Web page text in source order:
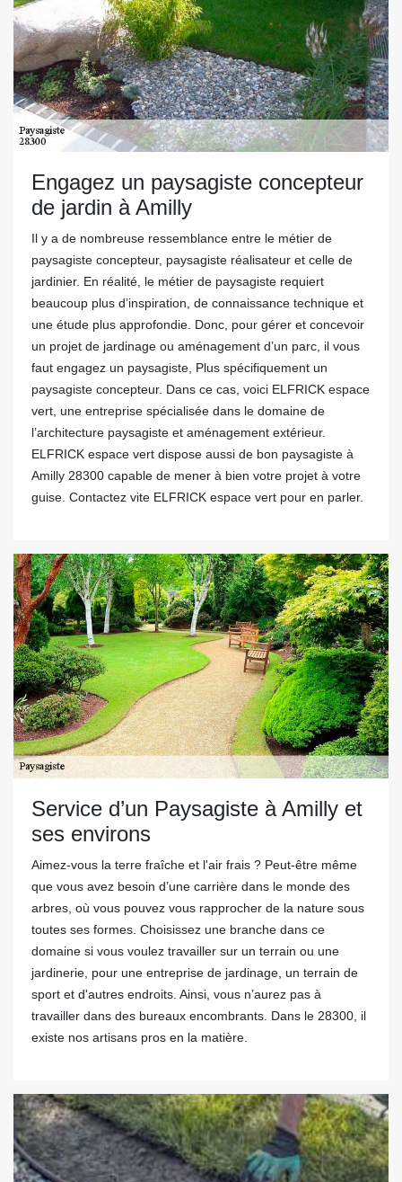
Engagez un paysagiste concepteur
de jardin à Amilly
Il y a de nombreuse ressemblance entre le métier de
paysagiste concepteur, paysagiste réalisateur et celle de
jardinier. En réalité, le métier de paysagiste requiert
beaucoup plus d’inspiration, de connaissance technique et
une étude plus approfondie. Donc, pour gérer et concevoir
un projet de jardinage ou aménagement d’un parc, il vous
faut engagez un paysagiste, Plus spécifiquement un
paysagiste concepteur. Dans ce cas, voici ELFRICK espace
vert, une entreprise spécialisée dans le domaine de
l’architecture paysagiste et aménagement extérieur.
ELFRICK espace vert dispose aussi de bon paysagiste à
Amilly 28300 capable de mener à bien votre projet à votre
guise. Contactez vite ELFRICK espace vert pour en parler.
Service d’un Paysagiste à Amilly et
ses environs
Aimez-vous la terre fraîche et l'air frais ? Peut-être même
que vous avez besoin d’une carrière dans le monde des
arbres, où vous pouvez vous rapprocher de la nature sous
toutes ses formes. Choisissez une branche dans ce
domaine si vous voulez travailler sur un terrain ou une
jardinerie, pour une entreprise de jardinage, un terrain de
sport et d'autres endroits. Ainsi, vous n’aurez pas à
travailler dans des bureaux encombrants. Dans le 28300, il
existe nos artisans pros en la matière.